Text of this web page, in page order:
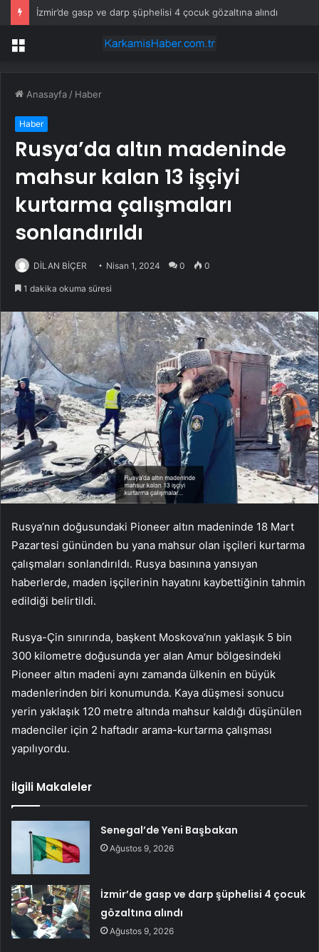
İzmir’de gasp ve darp şüphelisi 4 çocuk gözaltına alındı
Menü
Anasayfa / Haber
Haber
Rusya’da altın madeninde
mahsur kalan 13 işçiyi
kurtarma çalışmaları
sonlandırıldı
DİLAN BİÇER Nisan 1, 2024 0 0
1 dakika okuma süresi
Rusya’nın doğusundaki Pioneer altın madeninde 18 Mart
Pazartesi gününden bu yana mahsur olan işçileri kurtarma
çalışmaları sonlandırıldı. Rusya basınına yansıyan
haberlerde, maden işçilerinin hayatını kaybettiğinin tahmin
edildiği belirtildi.
Rusya-Çin sınırında, başkent Moskova’nın yaklaşık 5 bin
300 kilometre doğusunda yer alan Amur bölgesindeki
Pioneer altın madeni aynı zamanda ülkenin en büyük
madenlerinden biri konumunda. Kaya düşmesi sonucu
yerin yaklaşık 120 metre altında mahsur kaldığı düşünülen
madenciler için 2 haftadır arama-kurtarma çalışması
yapılıyordu.
İlgili Makaleler
Senegal’de Yeni Başbakan
Ağustos 9, 2026
İzmir’de gasp ve darp şüphelisi 4 çocuk
gözaltına alındı
Ağustos 9, 2026